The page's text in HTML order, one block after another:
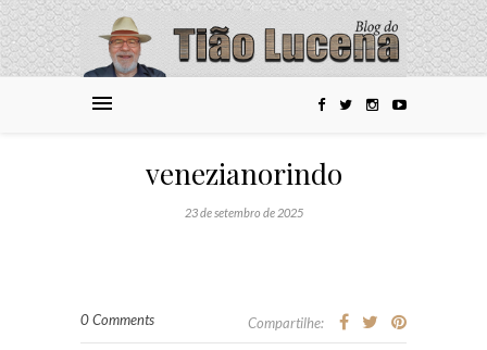
venezianorindo
23 de setembro de 2025
0 Comments Compartilhe: